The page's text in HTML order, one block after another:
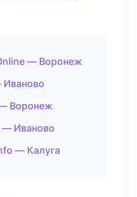
— Воронеж
Воронеж
— Иваново
— Калуга